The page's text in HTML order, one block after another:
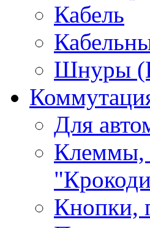
Кабель
Шнуры
Для
Клеммы,
Кнопки,